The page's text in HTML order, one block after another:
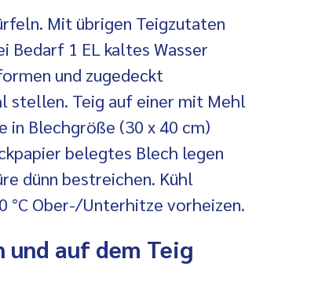
Mit übrigen Teigzutaten
Bedarf 1 EL kaltes Wasser
und zugedeckt
stellen. Teig auf einer mit Mehl
Blechgröße (30 x 40 cm)
belegtes Blech legen
dünn bestreichen. Kühl
°C Ober-/Unterhitze vorheizen.
und auf dem Teig